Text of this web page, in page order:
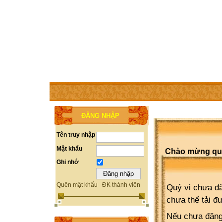
TRANG CHỦ THÀNH VIÊN TRỢ GIÚP WEBSITE
ĐĂNG NHẬP
Tên truy nhập
Mật khẩu
Ghi nhớ
Quên mật khẩu ĐK thành viên
Chào mừng
Quý vị chưa
chưa thể tải
Nếu chưa